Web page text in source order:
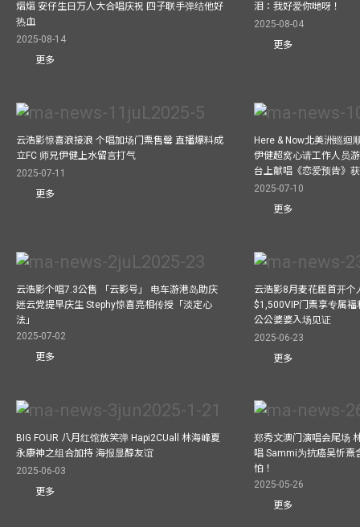
熠熠 安仔生日万人大合唱庆祝 四子联手弹结他好
热血
2025-08-14
更多
泪：我好爱你哋呀！
2025-08-04
更多
云浩影惊喜浪接浪 个唱加场门票售罄 直播爆料成
立FC 师兄伊健上水留言打气
2025-07-11
更多
Here & Now北美洲巡迴
伊健超窝心请工作人员
台上献唱《恋爱预告》
2025-07-10
更多
云浩影个唱7.3公售 「云影号」 电车游港岛助庆
迷云党提早庆生 Stephy惊喜亮相传授「淡定心
法」
2025-07-02
更多
云浩影8月麦花臣首开
$1,500VIP门票享专属
公公婆婆入场见证
2025-06-23
更多
BIG FOUR 八月红馆放笑弹 Hapi2CUall 林海峰夏
永康神之组合加持 海报显醇友谊
2025-06-03
更多
郑秀文澳门演唱会尾场
唱 Sammi为抗癌吴忻熹
怕！
2025-05-26
更多